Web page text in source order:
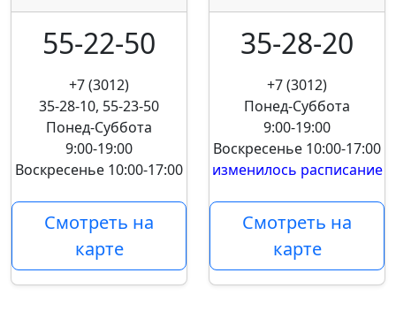
55-22-50
+7 (3012)
35-28-10, 55-23-50
Понед-Суббота
9:00-19:00
Воскресенье 10:00-17:00
Смотреть на
карте
35-28-20
+7 (3012)
Понед-Суббота
9:00-19:00
Воскресенье 10:00-17:00
изменилось расписание
Смотреть на
карте